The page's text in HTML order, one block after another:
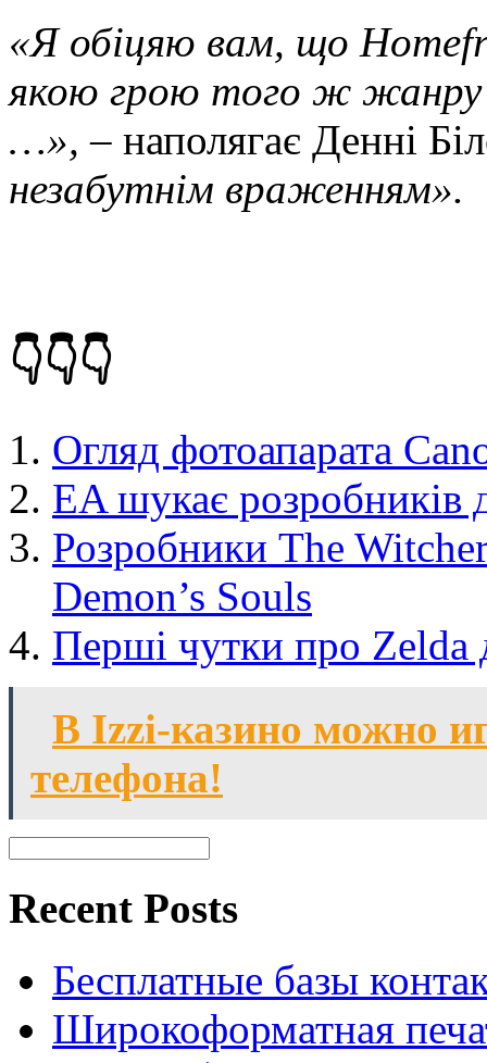
«Я обіцяю вам, що
якою грою того ж жанру
…», – наполягає Денні
незабутнім враженням».
👇👇👇
Огляд фотоапарата
EA шукає розробників
Розробники The
Demon’s Souls
Перші чутки про Zelda
В Izzi-казино можно
телефона!
Recent Posts
Бесплатные базы
Широкоформатная